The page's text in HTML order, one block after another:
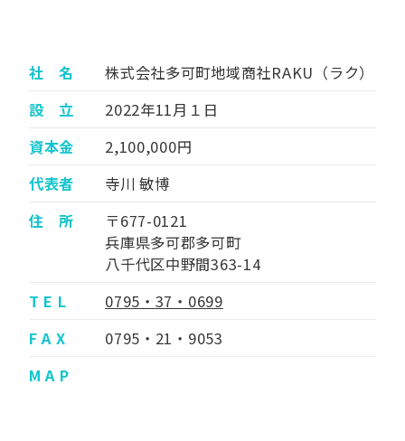
社 名
株式会社多可町地域商社RAKU（ラク）
設 立
2022年11月１日
資本金
2,100,000円
代表者
寺川 敏博
住 所
〒677-0121
兵庫県多可郡多可町
八千代区中野間363-14
T E L
0795・37・0699
F A X
0795・21・9053
M A P